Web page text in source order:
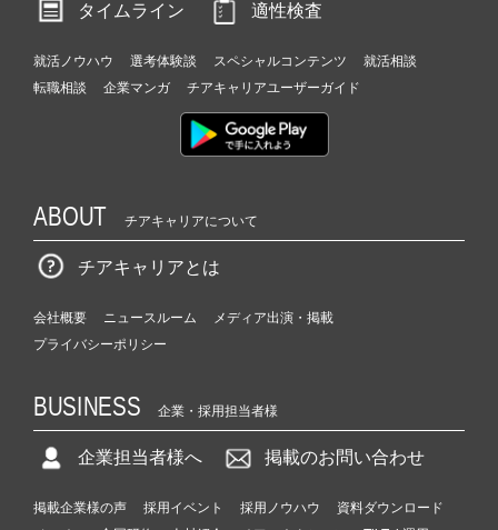
タイムライン
適性検査
就活ノウハウ 選考体験談 スペシャルコンテンツ
就活相談
転職相談
企業マンガ チアキャリアユーザーガイド
ABOUT チアキャリアについて
チアキャリアとは
会社概要 ニュースルーム
メディア出演・掲載
プライバシーポリシー
BUSINESS 企業・採用担当者様
企業担当者様へ 掲載のお問い合わせ
掲載企業様の声 採用イベント 採用ノウハウ
資料ダウンロード